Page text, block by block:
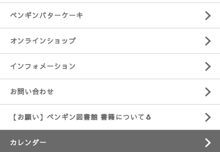
ペンギンバターケーキ
オンラインショップ
インフォメーション
お問い合わせ
【お願い】ペンギン図書館 書籍について🐧
カレンダー